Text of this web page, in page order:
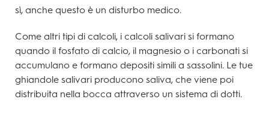
sì, anche questo è un disturbo medico.
Come altri tipi di calcoli, i calcoli salivari si formano
quando il fosfato di calcio, il magnesio o i carbonati si
accumulano e formano depositi simili a sassolini. Le tue
ghiandole salivari producono saliva, che viene poi
distribuita nella bocca attraverso un sistema di dotti.